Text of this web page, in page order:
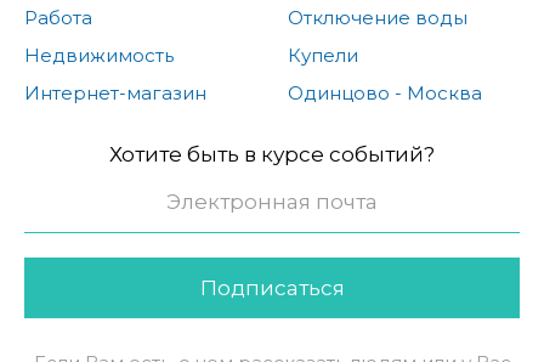
Работа
Недвижимость
Интернет-магазин
Отключение воды
Купели
Одинцово - Москва
Хотите быть в курсе событий?
Подписаться